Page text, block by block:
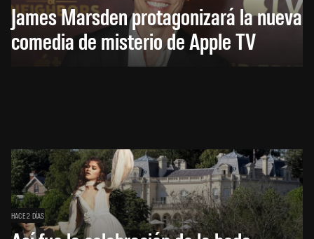
James Marsden protagonizará la nueva
comedia de misterio de Apple TV
HACE 2 DÍAS